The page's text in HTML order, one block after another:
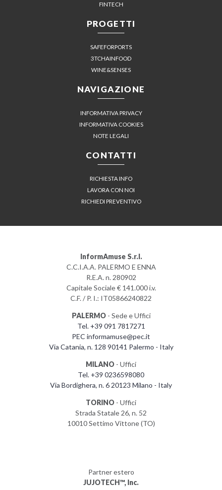
FINTECH
PROGETTI
SAFEFORPORTS
3TCHAINFOOD
WINE&SENSES
NAVIGAZIONE
INFORMATIVA PRIVACY
INFORMATIVA COOKIES
NOTE LEGALI
CONTATTI
RICHIESTA INFO
LAVORA CON NOI
RICHIEDI PREVENTIVO
InformAmuse S.r.l.
C.C.I.A.A. PALERMO E ENNA
R.E.A. n. 280902
Capitale Sociale € 141.000 i.v.
C.F. / P. I.: IT05866240822
PALERMO- Sede e Uffici
Tel. +39 091 7817271
PEC informamuse@pec.it
Via Catania, n. 128 90141 Palermo - Italy
MILANO - Uffici
Tel. +39 0236598080
Via Bordighera, n. 6 20123 Milano - Italy
TORINO - Uffici
Strada Statale 26, n. 52
10010 Settimo Vittone (TO)
Partner estero
JUJOTECH™, Inc.